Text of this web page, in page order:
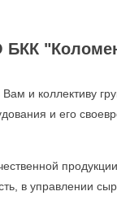
БКК
и коллективу
и его
в управлении